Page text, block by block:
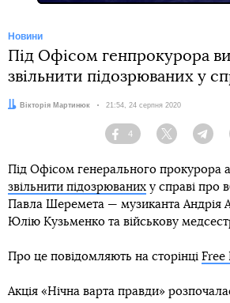
Новини
Під Офісом генпрокурора
звільнити підозрюваних у
Автор:Вікторія Мартинюк Дата:
21:54, 24 серпня 2020
Facebook
4
Twitter
Під Офісом генерального прокурора
звільнити підозрюваних у справі про
Павла Шеремета — музиканта Андрія
Юлію Кузьменко та військову
Про це повідомляють на сторінці Free
Акція «Нічна варта правди»